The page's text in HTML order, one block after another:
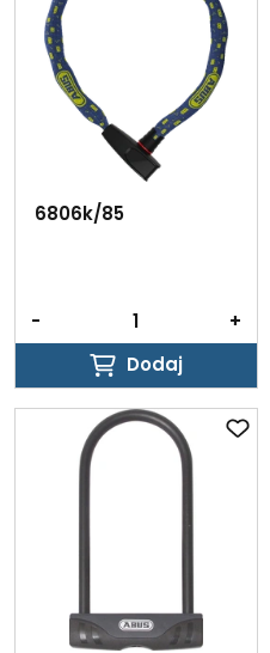
6806k/85
-
+
Dodaj
Dodaj